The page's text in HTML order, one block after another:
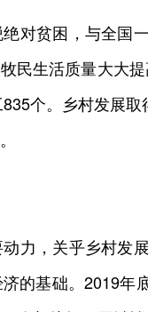
贫困，与全国
民生活质量大大
个。乡村发展
，关乎乡村发
的基础。2019